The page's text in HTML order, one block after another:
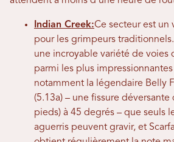
Indian Creek:Ce secteur est un
pour les grimpeurs
une incroyable variété de voies
parmi les plus
notamment la légendaire Belly
(5.13a) – une fissure déversante
pieds) à 45 degrés – que seuls
aguerris peuvent gravir, et